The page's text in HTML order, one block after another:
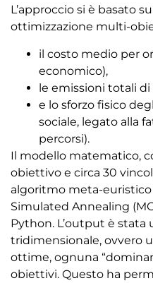
L’approccio si è basato
ottimizzazione multi-
il costo medio per
economico),
le emissioni totali di
e lo sforzo fisico
sociale, legato alla
percorsi).
Il modello matematico,
obiettivo e circa 30
algoritmo meta-
Simulated Annealing
Python. L’output è stata
tridimensionale, ovvero
ottime, ognuna
obiettivi. Questo ha